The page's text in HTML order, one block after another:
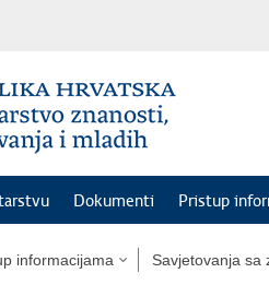
Dokumenti Pristup
informacijama Savjetovanja sa